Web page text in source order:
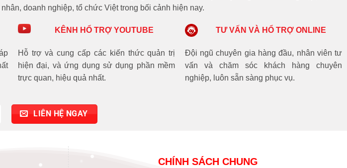
doanh nghiệp, tổ chức Việt trong bối cảnh hiện nay.
KÊNH HỔ TRỢ YOUTUBE
Hỗ trợ và cung cấp các kiến thức quản trị
hiện đại, và ứng dụng sử dụng phần mềm
trực quan, hiệu quả nhất.
TƯ VẤN VÀ HỔ TRỢ ONLINE
Đội ngũ chuyên gia hàng đầu, nhân viên tư
vấn và chăm sóc khách hàng chuyên
nghiệp, luôn sẵn sàng phục vụ.
LIÊN HỆ NGAY
CHÍNH SÁCH CHUNG